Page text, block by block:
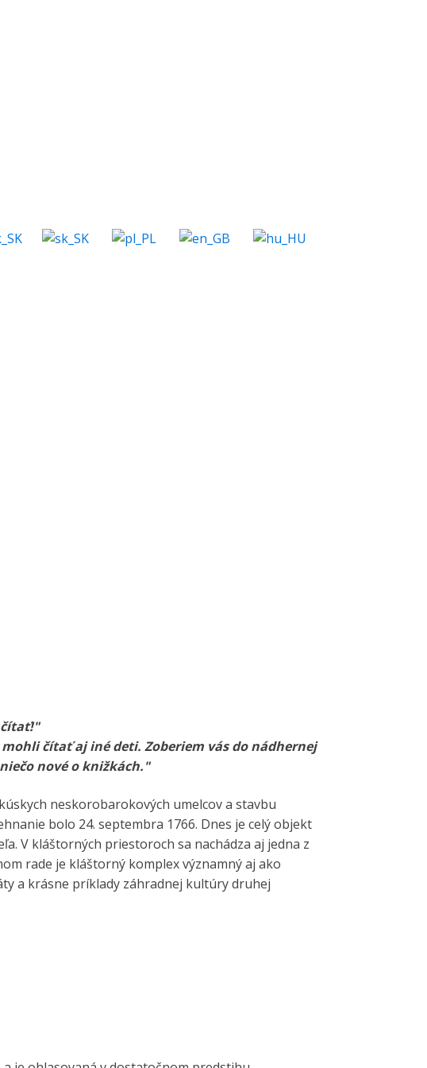
čítať!"
čítať aj iné deti. Zoberiem vás do nádhernej
nové o knižkách."
neskorobarokových umelcov a stavbu
bolo 24. septembra 1766. Dnes je celý objekt
V kláštorných priestoroch sa nachádza aj jedna z
rade je kláštorný komplex významný aj ako
a krásne príklady záhradnej kultúry druhej